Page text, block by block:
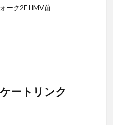
ーク2F HMV前
ートリンク